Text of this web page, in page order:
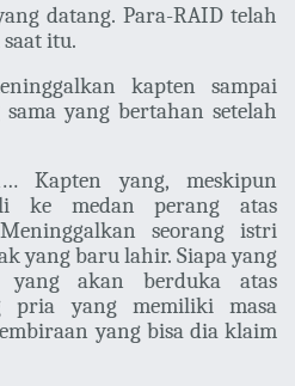
datang. Para-RAID telah
itu.
kapten sampai
yang bertahan setelah
Kapten yang, meskipun
ke medan perang atas
seorang istri
yang baru lahir. Siapa yang
yang akan berduka atas
pria yang memiliki masa
yang bisa dia klaim